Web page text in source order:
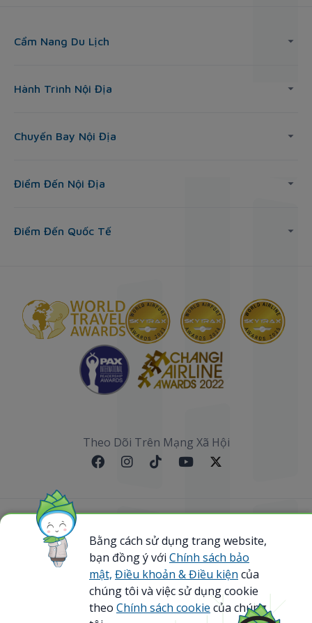
Cẩm Nang Du Lịch
Hành Trình Nội Địa
Chuyến Bay Nội Địa
Điểm Đến Nội Địa
Điểm Đến Quốc Tế
Theo Dõi Trên Mạng Xã Hội
Sơ đồ website
@ 2023 Bamboo Airways Copyright. All Rights
Reserved.
Business Registration Code: 0107867370
Bằng cách sử dụng trang website,
bạn đồng ý với Chính sách bảo
mật, Điều khoản & Điều kiện của
chúng tôi và việc sử dụng cookie
theo Chính sách cookie của chúng